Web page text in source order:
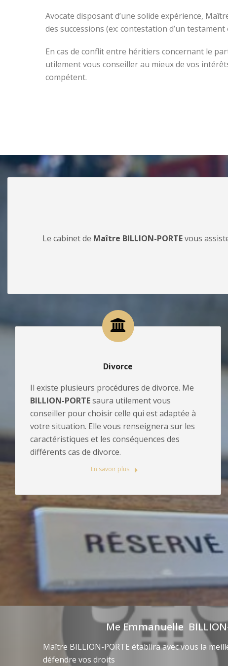
Avocate disposant d’une solide expérience,
des successions (ex: contestation d’un
En cas de conflit entre héritiers concernant le
utilement vous conseiller au mieux de vos
compétent.
Le cabinet de Maître BILLION-PORTEvous
Divorce
Il existe plusieurs procédures de divorce. Me
BILLION-PORTEsaura utilement vous
conseiller pour choisir celle qui est adaptée à
votre situation. Elle vous renseignera sur les
caractéristiques et les conséquences des
différents cas de divorce.
En savoir plus
Me Emmanuelle
Maître BILLION-PORTE établira avec vous la
défendre vos droits